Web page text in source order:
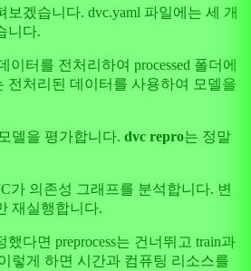
겠습니다. dvc.yaml 파일에는 세 개
니다.
이터를 전처리하여 processed 폴더에
전처리된 데이터를 사용하여 모델을
델을 평가합니다. dvc repro는 정말
가 의존성 그래프를 분석합니다. 변
재실행합니다.
다면 preprocess는 건너뛰고 train과
렇게 하면 시간과 컴퓨팅 리소스를